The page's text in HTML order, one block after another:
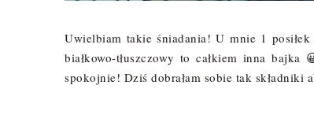
Uwielbiam takie śniadania! U mnie 1
białkowo-tłuszczowy to całkiem inna
spokojnie! Dziś dobrałam sobie tak składniki